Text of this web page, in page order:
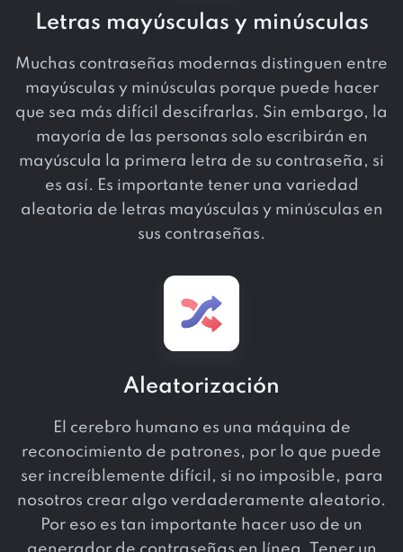
Letras mayúsculas y minúsculas
Muchas contraseñas modernas distinguen entre
mayúsculas y minúsculas porque puede hacer
que sea más difícil descifrarlas. Sin embargo, la
mayoría de las personas solo escribirán en
mayúscula la primera letra de su contraseña, si
es así. Es importante tener una variedad
aleatoria de letras mayúsculas y minúsculas en
sus contraseñas.
Aleatorización
El cerebro humano es una máquina de
reconocimiento de patrones, por lo que puede
ser increíblemente difícil, si no imposible, para
nosotros crear algo verdaderamente aleatorio.
Por eso es tan importante hacer uso de un